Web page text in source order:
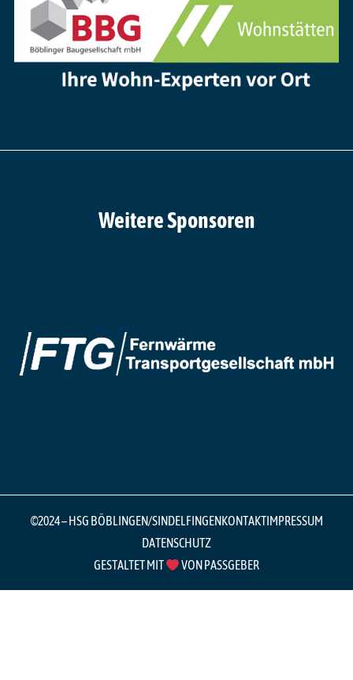
Weitere Sponsoren
©2024 – HSG BÖBLINGEN/SINDELFINGENKONTAKTIMPRESSUM
DATENSCHUTZ
GESTALTET MIT
VON PASSGEBER